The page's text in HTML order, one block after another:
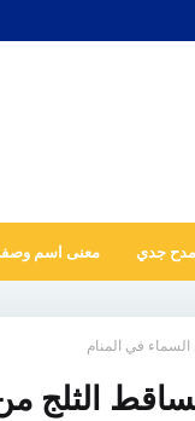
جدي معنى اسم
في المنام
الثلج